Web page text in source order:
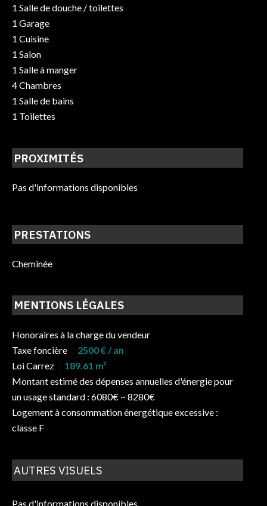
1 Salle de douche / toilettes
1 Garage
1 Cuisine
1 Salon
1 Salle à manger
4 Chambres
1 Salle de bains
1 Toilettes
PROXIMITÉS
Pas d'informations disponibles
PRESTATIONS
Cheminée
MENTIONS LÉGALES
Honoraires à la charge du vendeur
Taxe foncière
2500 € / an
Loi Carrez
189.61 m²
Montant estimé des dépenses annuelles d'énergie pour
un usage standard : 6080€ ~ 8280€
Logement à consommation énergétique excessive :
classe F
AUTRES VISUELS
Pas d'informations disponibles